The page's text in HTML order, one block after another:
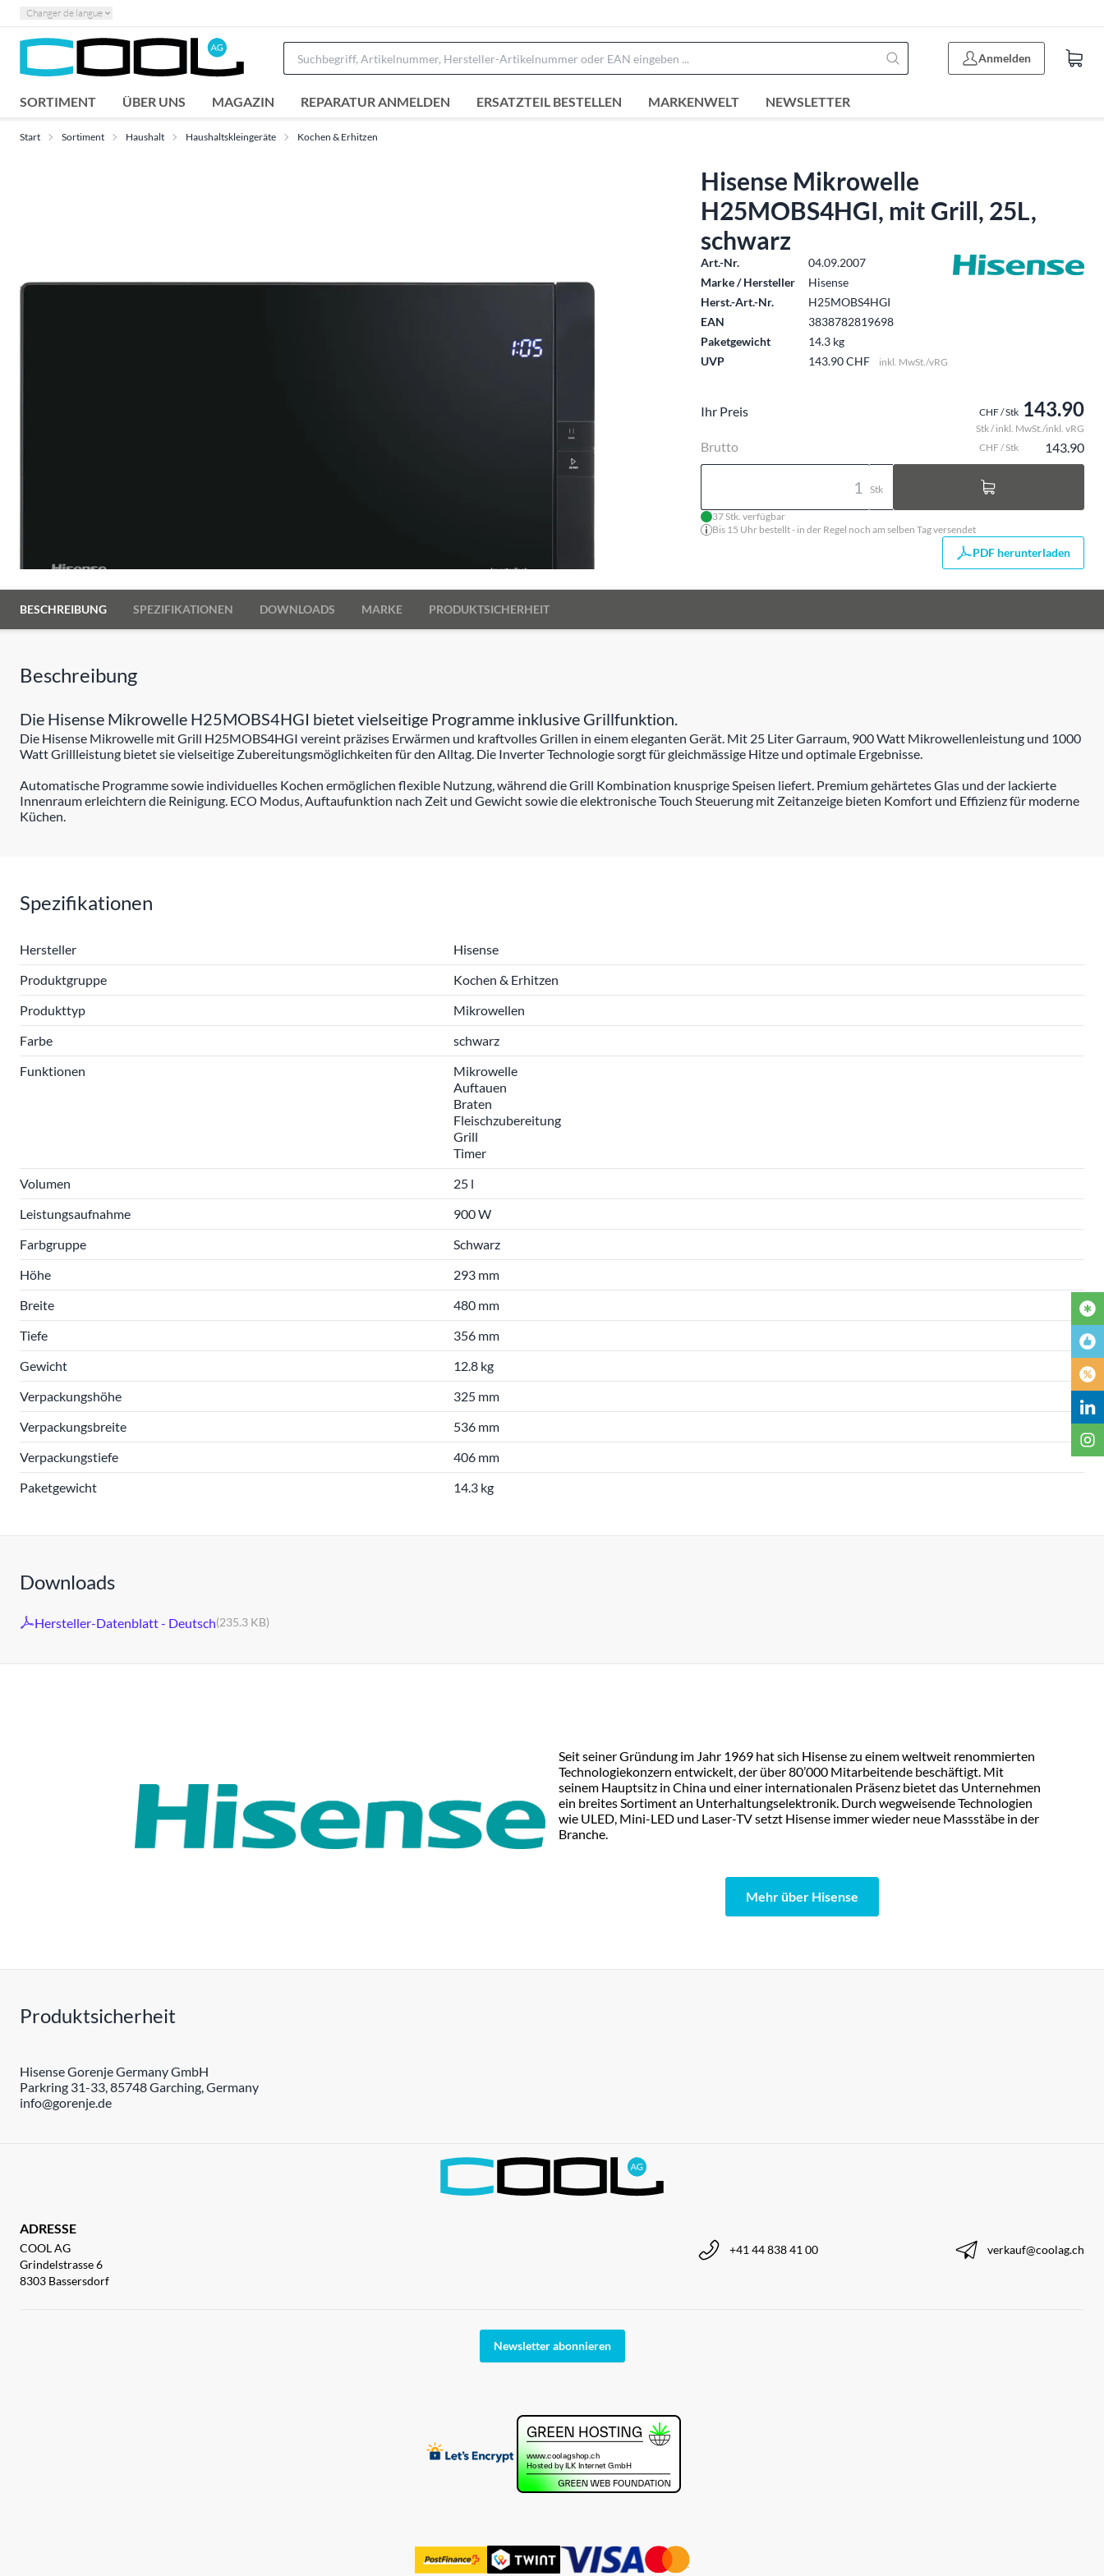
Changer de langue
Anmelden
SORTIMENT ÜBER UNS MAGAZIN REPARATUR ANMELDEN ERSATZTEIL BESTELLEN MARKENWELT NEWSLETTER
Start Sortiment Haushalt Haushaltskleingeräte Kochen & Erhitzen
Hisense Mikrowelle
H25MOBS4HGI, mit Grill, 25L,
schwarz
Art.-Nr.
04.09.2007
Marke / Hersteller
Hisense
Herst.-Art.-Nr.
H25MOBS4HGI
EAN
3838782819698
Paketgewicht
14.3 kg
UVP
143.90 CHF inkl. MwSt./vRG
Ihr Preis CHF / Stk 143.90
Stk / inkl. MwSt./inkl. vRG
Brutto CHF / Stk 143.90
Stk
37 Stk. verfügbar
Bis 15 Uhr bestellt - in der Regel noch am selben Tag versendet
PDF herunterladen
BESCHREIBUNG SPEZIFIKATIONEN DOWNLOADS MARKE PRODUKTSICHERHEIT
Beschreibung
Die Hisense Mikrowelle H25MOBS4HGI bietet vielseitige Programme inklusive Grillfunktion.
Die Hisense Mikrowelle mit Grill H25MOBS4HGI vereint präzises Erwärmen und kraftvolles Grillen in einem eleganten Gerät. Mit 25 Liter Garraum, 900 Watt Mikrowellenleistung und 1000
Watt Grillleistung bietet sie vielseitige Zubereitungsmöglichkeiten für den Alltag. Die Inverter Technologie sorgt für gleichmässige Hitze und optimale Ergebnisse.
Automatische Programme sowie individuelles Kochen ermöglichen flexible Nutzung, während die Grill Kombination knusprige Speisen liefert. Premium gehärtetes Glas und der lackierte
Innenraum erleichtern die Reinigung. ECO Modus, Auftaufunktion nach Zeit und Gewicht sowie die elektronische Touch Steuerung mit Zeitanzeige bieten Komfort und Effizienz für moderne
Küchen.
Spezifikationen
Hersteller
Hisense
Produktgruppe
Kochen & Erhitzen
Produkttyp
Mikrowellen
Farbe
schwarz
Funktionen
Mikrowelle
Auftauen
Braten
Fleischzubereitung
Grill
Timer
Volumen
25 l
Leistungsaufnahme
900 W
Farbgruppe
Schwarz
Höhe
293 mm
Breite
480 mm
Tiefe
356 mm
Gewicht
12.8 kg
Verpackungshöhe
325 mm
Verpackungsbreite
536 mm
Verpackungstiefe
406 mm
Paketgewicht
14.3 kg
Downloads
Hersteller-Datenblatt - Deutsch(235.3 KB)
Seit seiner Gründung im Jahr 1969 hat sich Hisense zu einem weltweit renommierten
Technologiekonzern entwickelt, der über 80’000 Mitarbeitende beschäftigt. Mit
seinem Hauptsitz in China und einer internationalen Präsenz bietet das Unternehmen
ein breites Sortiment an Unterhaltungselektronik. Durch wegweisende Technologien
wie ULED, Mini-LED und Laser-TV setzt Hisense immer wieder neue Massstäbe in der
Branche.
Mehr über Hisense
Produktsicherheit
Hisense Gorenje Germany GmbH
Parkring 31-33, 85748 Garching, Germany
info@gorenje.de
ADRESSE
COOL AG
Grindelstrasse 6
8303 Bassersdorf
+41 44 838 41 00 verkauf@coolag.ch
Newsletter abonnieren